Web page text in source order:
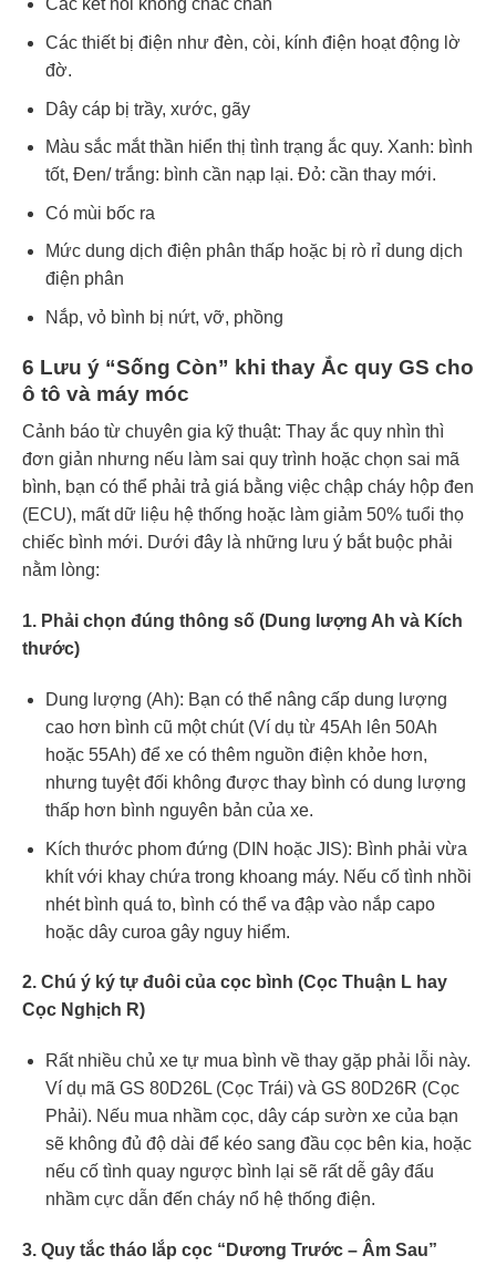
Các kết nối không chắc chắn
Các thiết bị điện như đèn, còi, kính điện hoạt động lờ
đờ.
Dây cáp bị trầy, xước, gãy
Màu sắc mắt thần hiển thị tình trạng ắc quy. Xanh: bình
tốt, Đen/ trắng: bình cần nạp lại. Đỏ: cần thay mới.
Có mùi bốc ra
Mức dung dịch điện phân thấp hoặc bị rò rỉ dung dịch
điện phân
Nắp, vỏ bình bị nứt, vỡ, phồng
6 Lưu ý “Sống Còn” khi thay Ắc quy GS cho
ô tô và máy móc
Cảnh báo từ chuyên gia kỹ thuật: Thay ắc quy nhìn thì
đơn giản nhưng nếu làm sai quy trình hoặc chọn sai mã
bình, bạn có thể phải trả giá bằng việc chập cháy hộp đen
(ECU), mất dữ liệu hệ thống hoặc làm giảm 50% tuổi thọ
chiếc bình mới. Dưới đây là những lưu ý bắt buộc phải
nằm lòng:
1. Phải chọn đúng thông số (Dung lượng Ah và Kích
thước)
Dung lượng (Ah): Bạn có thể nâng cấp dung lượng
cao hơn bình cũ một chút (Ví dụ từ 45Ah lên 50Ah
hoặc 55Ah) để xe có thêm nguồn điện khỏe hơn,
nhưng tuyệt đối không được thay bình có dung lượng
thấp hơn bình nguyên bản của xe.
Kích thước phom đứng (DIN hoặc JIS): Bình phải vừa
khít với khay chứa trong khoang máy. Nếu cố tình nhồi
nhét bình quá to, bình có thể va đập vào nắp capo
hoặc dây curoa gây nguy hiểm.
2. Chú ý ký tự đuôi của cọc bình (Cọc Thuận L hay
Cọc Nghịch R)
Rất nhiều chủ xe tự mua bình về thay gặp phải lỗi này.
Ví dụ mã GS 80D26L (Cọc Trái) và GS 80D26R (Cọc
Phải). Nếu mua nhầm cọc, dây cáp sườn xe của bạn
sẽ không đủ độ dài để kéo sang đầu cọc bên kia, hoặc
nếu cố tình quay ngược bình lại sẽ rất dễ gây đấu
nhầm cực dẫn đến cháy nổ hệ thống điện.
3. Quy tắc tháo lắp cọc “Dương Trước – Âm Sau”